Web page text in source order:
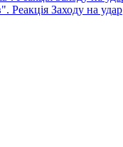
Реакція Заходу на удар